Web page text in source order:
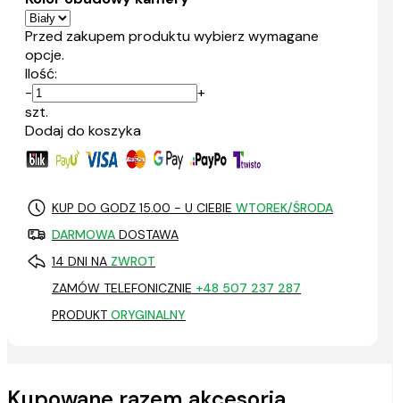
Przed zakupem produktu wybierz wymagane
opcje.
Ilość:
-
+
szt.
Dodaj do koszyka
KUP DO GODZ 15.00 - U CIEBIE WTOREK/ŚRODA
DARMOWA DOSTAWA
14 DNI NA ZWROT
ZAMÓW TELEFONICZNIE +48 507 237 287
PRODUKT ORYGINALNY